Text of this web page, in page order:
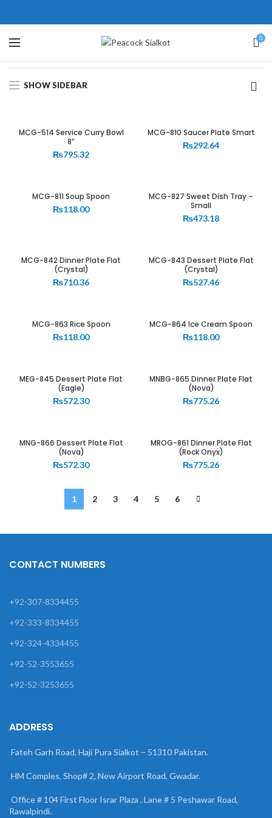
0
SHOW SIDEBAR
MCG-514 Service Curry Bowl
8”
₨795.32
MCG-810 Saucer Plate Smart
₨292.64
MCG-811 Soup Spoon
₨118.00
MCG-827 Sweet Dish Tray –
Small
₨473.18
MCG-842 Dinner Plate Flat
(Crystal)
₨710.36
MCG-843 Dessert Plate Flat
(Crystal)
₨527.46
MCG-863 Rice Spoon
₨118.00
MCG-864 Ice Cream Spoon
₨118.00
MEG-845 Dessert Plate Flat
(Eagle)
₨572.30
MNBG-865 Dinner Plate Flat
(Nova)
₨775.26
MNG-866 Dessert Plate Flat
(Nova)
₨572.30
MROG-861 Dinner Plate Flat
(Rock Onyx)
₨775.26
1 2 3 4 5 6
壯陽藥台灣購物
保持溝通ED經常會在戀愛中造成
，這不是因為缺乏性生活，而
盾越來越大，往往這是ED的情
會變得更加嚴重。
犀利士壯陽藥線上購買
學習更多的前戲通常情況下，一
戲都可以很好的幫助你獲得一
鬆，便於陰莖快速充血達到滿
堅硬勃起。在醫學界和陽痿病
，有其優良特點。
CONTACT NUMBERS
+92-307-8334455
+92-333-8334455
+92-324-4334455
+92-52-3553655
+92-52-3253655
ADDRESS
Fateh Garh Road, Haji Pura Sialkot – 51310 Pakistan.
HM Comples, Shop# 2, New Airport Road, Gwadar.
Office # 104 First Floor Israr Plaza , Lane # 5 Peshawar Road,
Rawalpindi.